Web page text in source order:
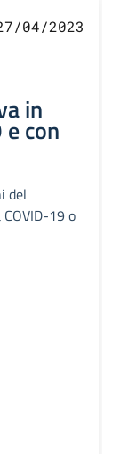
04/2023
in
con
del
19 o